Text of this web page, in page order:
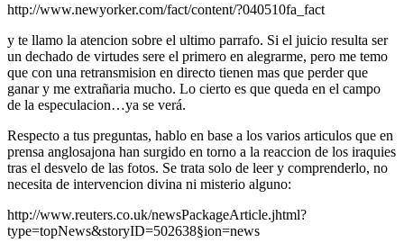
http://www.newyorker.com/fact/content/?040510fa_fact
y te llamo la atencion sobre el ultimo parrafo. Si el juicio resulta ser
un dechado de virtudes sere el primero en alegrarme, pero me temo
que con una retransmision en directo tienen mas que perder que
ganar y me extrañaria mucho. Lo cierto es que queda en el campo
de la especulacion…ya se verá.
Respecto a tus preguntas, hablo en base a los varios articulos que en
prensa anglosajona han surgido en torno a la reaccion de los iraquies
tras el desvelo de las fotos. Se trata solo de leer y comprenderlo, no
necesita de intervencion divina ni misterio alguno:
http://www.reuters.co.uk/newsPackageArticle.jhtml?
type=topNews&storyID=502638§ion=news